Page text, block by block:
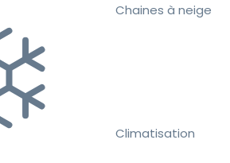
Chaines à neige
Climatisation